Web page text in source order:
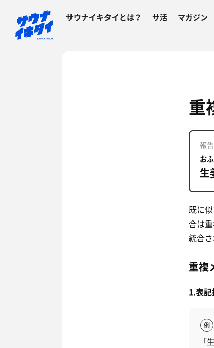
サウナイキタイとは？ サ活 マガジン
重
報
お
生
既に
合は
統合
重複
1.表
例
「